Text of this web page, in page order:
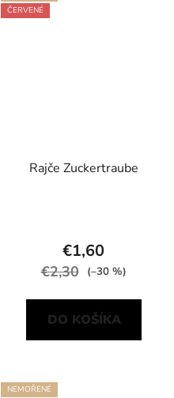
ČERVENÉ
Rajče Zuckertraube
€1,60
€2,30 (–30 %)
DO KOŠÍKA
NEMOŘENÉ